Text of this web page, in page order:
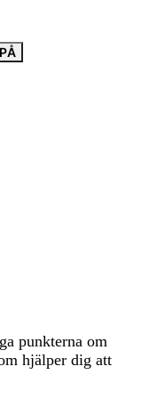
punkterna om
hjälper dig att